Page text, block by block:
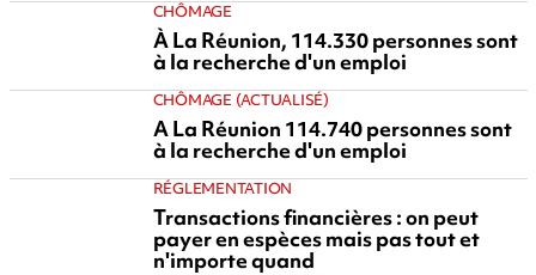
CHÔMAGE
À La Réunion, 114.330 personnes sont
à la recherche d'un emploi
CHÔMAGE (ACTUALISÉ)
A La Réunion 114.740 personnes sont
à la recherche d'un emploi
RÉGLEMENTATION
Transactions financières : on peut
payer en espèces mais pas tout et
n'importe quand